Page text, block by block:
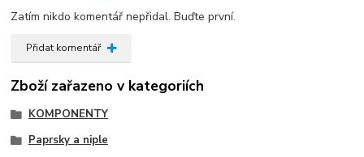
Zatím nikdo komentář nepřidal. Buďte první.
Přidat komentář
Zboží zařazeno v kategoriích
KOMPONENTY
Paprsky a niple